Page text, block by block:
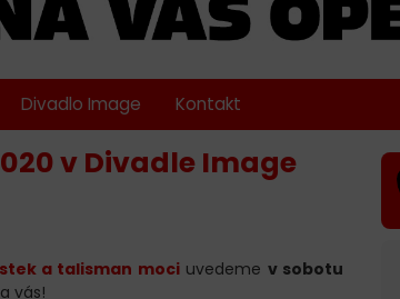
Divadlo Image Kontakt
v Divadle Image
a talisman mociuvedeme v sobotu
vás!